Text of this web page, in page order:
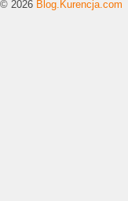
© 2026 Blog.Kurencja.com